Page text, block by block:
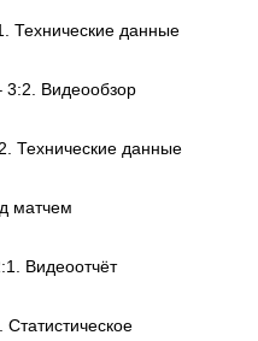
Технические данные
3:2. Видеообзор
Технические данные
матчем
Видеоотчёт